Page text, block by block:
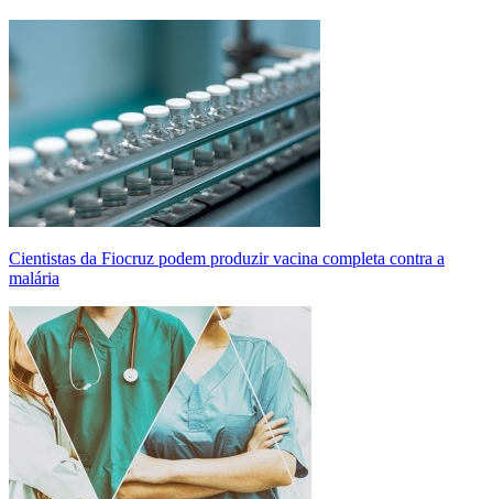
Cientistas da Fiocruz podem produzir vacina completa contra a
malária